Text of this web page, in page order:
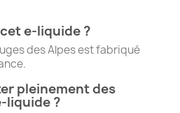
e-liquide ?
des Alpes est fabriqué
pleinement des
liquide ?